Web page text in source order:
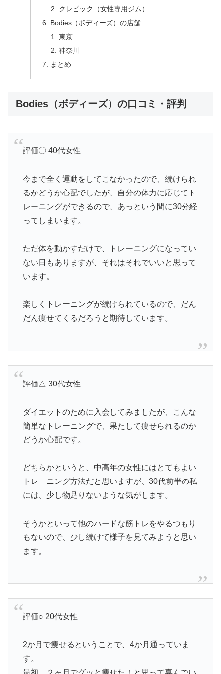
クレビック（女性専用ジム）
Bodies（ボディーズ）の店舗
東京
神奈川
まとめ
Bodies（ボディーズ）の口コミ・評判
評価〇 40代女性
今まで全く運動をしてこなかったので、続けられ
るかどうか心配でしたが、自分の体力に応じてト
レーニングができるので、あっという間に30分経
ってしまいます。
ただ体を動かすだけで、トレーニングになってい
ない日もありますが、それはそれでいいと思って
います。
楽しくトレーニングが続けられているので、だん
だん痩せてくるだろうと期待しています。
評価△ 30代女性
ダイエットのために入会してみましたが、こんな
簡単なトレーニングで、果たして痩せられるのか
どうか心配です。
どちらかというと、中高年の女性にはとてもよい
トレーニング方法だと思いますが、30代前半の私
には、少し物足りないような気がします。
そうかといって他のハードな筋トレをやるつもり
もないので、少し続けて様子を見てみようと思い
ます。
評価○ 20代女性
2か月で痩せるということで、4か月通っていま
す。